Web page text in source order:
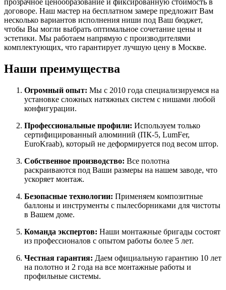
договоре. Наш мастер на бесплатном замере предложит Вам
несколько вариантов исполнения ниши под Ваш бюджет,
чтобы Вы могли выбрать оптимальное сочетание цены и
эстетики. Мы работаем напрямую с производителями
комплектующих, что гарантирует лучшую цену в Москве.
Наши преимущества
Огромный опыт: Мы с 2010 года специализируемся на
установке сложных натяжных систем с нишами любой
конфигурации.
Профессиональные профили: Используем только
сертифицированный алюминий (ПК-5, LumFer,
EuroKraab), который не деформируется под весом штор.
Собственное производство: Все полотна
раскраиваются под Ваши размеры на нашем заводе, что
ускоряет монтаж.
Безопасные технологии: Применяем композитные
баллоны и инструменты с пылесборниками для чистоты
в Вашем доме.
Команда экспертов: Наши монтажные бригады состоят
из профессионалов с опытом работы более 5 лет.
Честная гарантия: Даем официальную гарантию 10 лет
на полотно и 2 года на все монтажные работы и
профильные системы.